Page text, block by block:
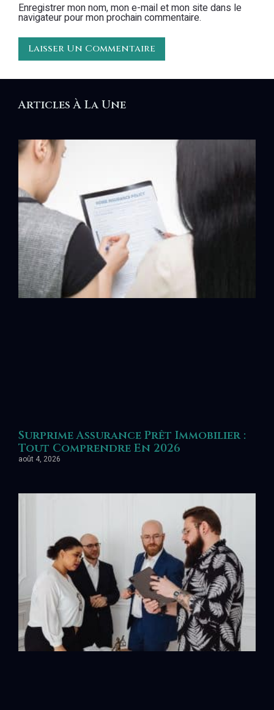
Enregistrer mon nom, mon e-mail et mon site dans le
navigateur pour mon prochain commentaire.
Articles À La Une
Surprime Assurance Prêt Immobilier :
Tout Comprendre En 2026
août 4, 2026